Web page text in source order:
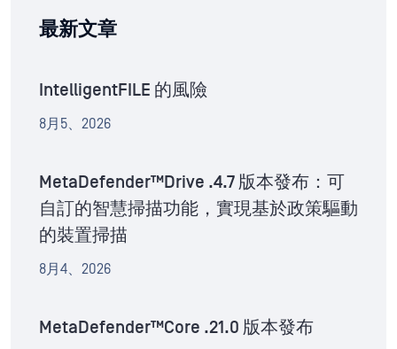
最新文章
IntelligentFILE 的風險
8月5、2026
MetaDefender™Drive .4.7 版本發布：可
自訂的智慧掃描功能，實現基於政策驅動
的裝置掃描
8月4、2026
MetaDefender™Core .21.0 版本發布